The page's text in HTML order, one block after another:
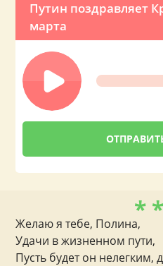
Путин поздравляет
марта
*
Желаю я тебе, Полина,
Удачи в жизненном пути,
Пусть будет он нелегким,